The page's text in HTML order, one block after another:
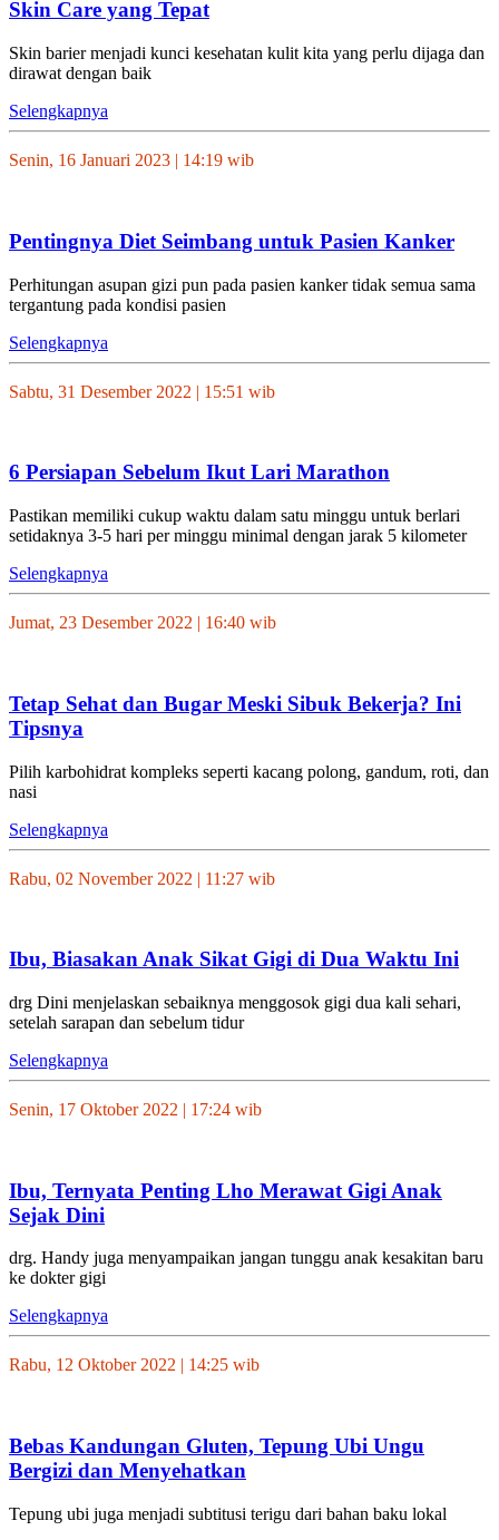
Skin Care yang Tepat
Skin barier menjadi kunci kesehatan kulit kita yang perlu dijaga dan
dirawat dengan baik
Selengkapnya
Senin, 16 Januari 2023 | 14:19 wib
Pentingnya Diet Seimbang untuk Pasien Kanker
Perhitungan asupan gizi pun pada pasien kanker tidak semua sama
tergantung pada kondisi pasien
Selengkapnya
Sabtu, 31 Desember 2022 | 15:51 wib
6 Persiapan Sebelum Ikut Lari Marathon
Pastikan memiliki cukup waktu dalam satu minggu untuk berlari
setidaknya 3-5 hari per minggu minimal dengan jarak 5 kilometer
Selengkapnya
Jumat, 23 Desember 2022 | 16:40 wib
Tetap Sehat dan Bugar Meski Sibuk Bekerja? Ini
Tipsnya
Pilih karbohidrat kompleks seperti kacang polong, gandum, roti, dan
nasi
Selengkapnya
Rabu, 02 November 2022 | 11:27 wib
Ibu, Biasakan Anak Sikat Gigi di Dua Waktu Ini
drg Dini menjelaskan sebaiknya menggosok gigi dua kali sehari,
setelah sarapan dan sebelum tidur
Selengkapnya
Senin, 17 Oktober 2022 | 17:24 wib
Ibu, Ternyata Penting Lho Merawat Gigi Anak
Sejak Dini
drg. Handy juga menyampaikan jangan tunggu anak kesakitan baru
ke dokter gigi
Selengkapnya
Rabu, 12 Oktober 2022 | 14:25 wib
Bebas Kandungan Gluten, Tepung Ubi Ungu
Bergizi dan Menyehatkan
Tepung ubi juga menjadi subtitusi terigu dari bahan baku lokal